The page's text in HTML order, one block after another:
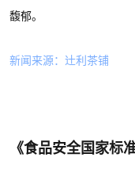
馥郁。
新闻来源：辻利茶铺
《食品安全国家标